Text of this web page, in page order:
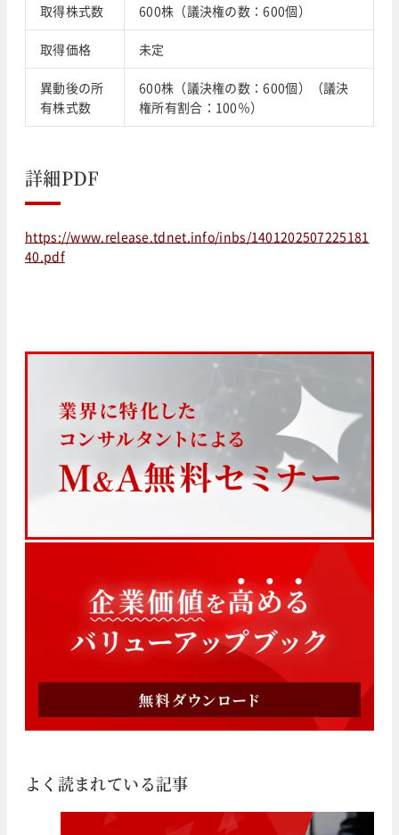
取得株式数 600株（議決権の数：600個）
取得価格 未定
異動後の所
有株式数
600株（議決権の数：600個）（議決
権所有割合：100％）
詳細PDF
https://www.release.tdnet.info/inbs/1401202507225181
40.pdf
よく読まれている記事